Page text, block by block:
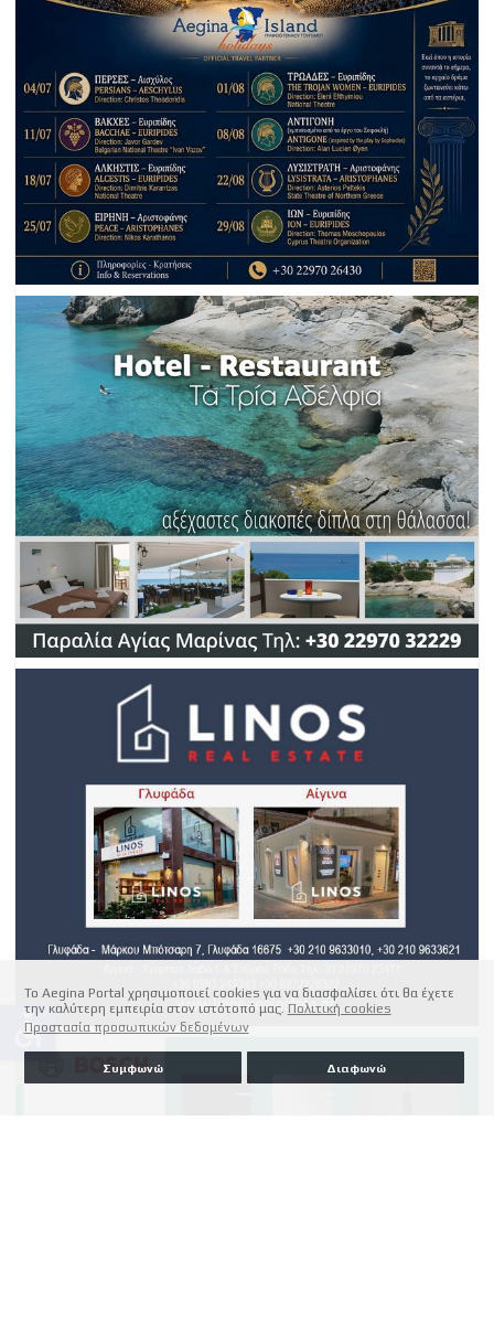
Το Aegina Portal χρησιμοποιεί cookies για να διασφαλίσει ότι θα έχετε
την καλύτερη εμπειρία στον ιστότοπό μας. Πολιτική cookies
Προστασία προσωπικών δεδομένων
Συμφωνώ Διαφωνώ
accessible